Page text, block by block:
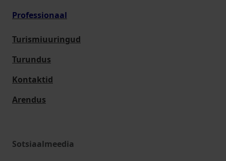
Professionaal
Turismiuuringud
Turundus
Kontaktid
Arendus
Sotsiaalmeedia